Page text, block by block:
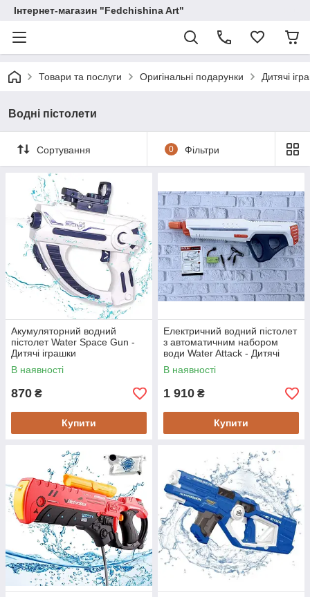
Інтернет-магазин "Fedchishina Art"
Товари та послуги Оригінальні подарунки Дитячі
Водні пістолети
Сортування 0 Фільтри
Акумуляторний водний
пістолет Water Space Gun -
Дитячі іграшки
В наявності
870 ₴
Купити
Електричний водний пістолет
з автоматичним набором
води Water Attack - Дитячі
іграшки
В наявності
1 910 ₴
Купити